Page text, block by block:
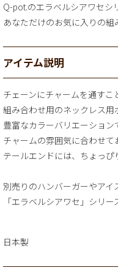
Q-pot.のエラベルシアワセシ
あなただけのお気に入りの
アイテム説明
チェーンにチャームを通すこ
組み合わせ用のネックレス用
豊富なカラーバリエーション
チャームの雰囲気に合わせて
テールエンドには、ちょっぴ
別売りのハンバーガーやアイ
「エラベルシアワセ」シリ
日本製